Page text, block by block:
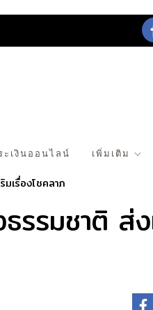
ะเงินออนไลน์ เพิ่มเติม
เรื่องโชคลาภ
รรมชาติ ส่ง